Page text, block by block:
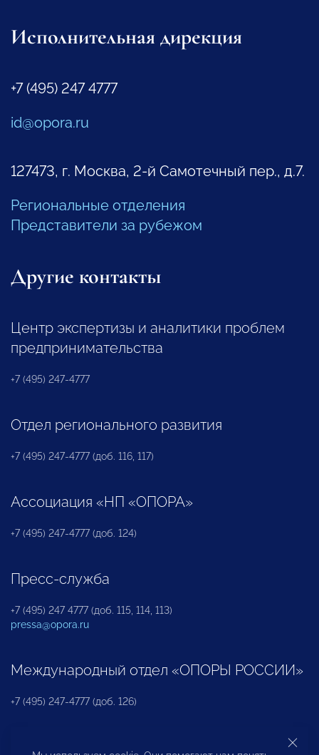
Исполнительная дирекция
+7 (495) 247 4777
id@opora.ru
127473, г. Москва, 2-й Самотечный пер., д.7.
Региональные отделения
Представители за рубежом
Другие контакты
Центр экспертизы и аналитики проблем
предпринимательства
+7 (495) 247-4777
Отдел регионального развития
+7 (495) 247-4777 (доб. 116, 117)
Ассоциация «НП «ОПОРА»
+7 (495) 247-4777 (доб. 124)
Пресс-служба
+7 (495) 247 4777 (доб. 115, 114, 113)
pressa@opora.ru
Международный отдел «ОПОРЫ РОССИИ»
+7 (495) 247-4777 (доб. 126)
Бюро по защите прав предпринимателей и